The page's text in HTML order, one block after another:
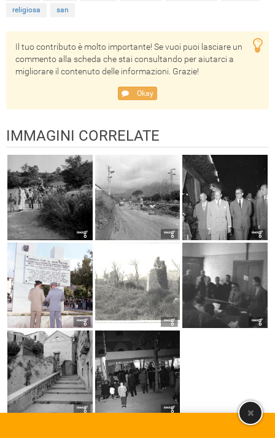
religiosa
san
Il tuo contributo è molto importante! Se vuoi puoi lasciare un
commento alla scheda che stai consultando per aiutarci a
migliorare il contenuto delle informazioni. Grazie!
Okay
IMMAGINI CORRELATE